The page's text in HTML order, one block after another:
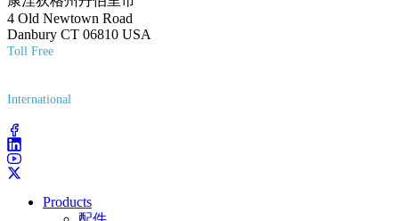
4 Old Newtown Road
Danbury CT 06810 USA
Toll Free
International
Products